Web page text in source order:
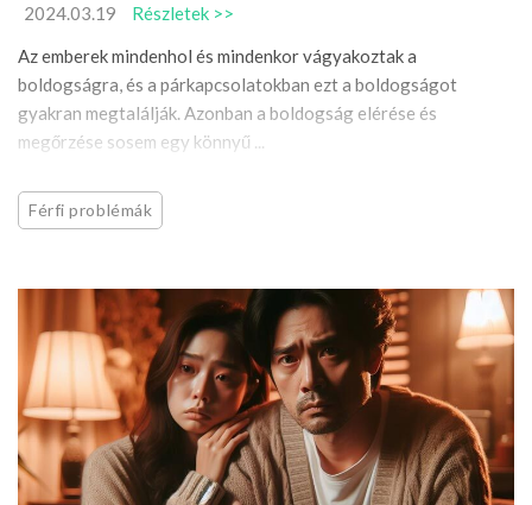
2024.03.19
Részletek >>
Az emberek mindenhol és mindenkor vágyakoztak a
boldogságra, és a párkapcsolatokban ezt a boldogságot
gyakran megtalálják. Azonban a boldogság elérése és
megőrzése sosem egy könnyű ...
Férfi problémák